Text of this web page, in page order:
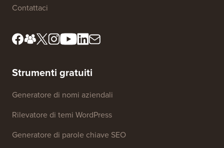
Contattaci
Strumenti gratuiti
Generatore di nomi aziendali
Rilevatore di temi WordPress
Generatore di parole chiave SEO